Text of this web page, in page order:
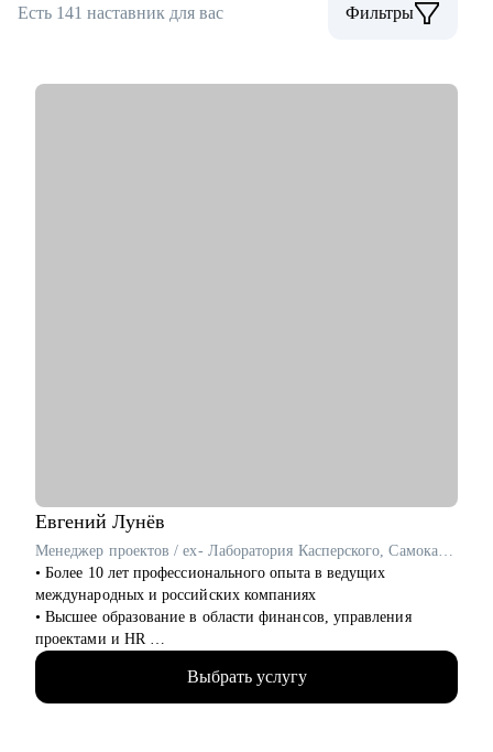
Есть 141 наставник для вас Фильтры
Евгений Лунёв
Менеджер проектов / ex- Лаборатория Касперского, Самокат, H&M
• Более 10 лет профессионального опыта в ведущих
международных и российских компаниях
• Высшее образование в области финансов, управления
проектами и HR
• Руководил сетью из 25 магазинов на территории
Российской Федерации в течение 3 лет
• Успешно реализовал инициативы по управлению
Выбрать услугу